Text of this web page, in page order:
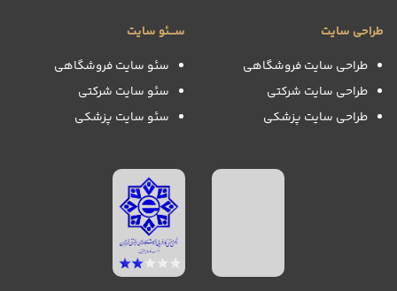
طراحی سایت
طراحی سایت فروشگاهی
طراحی سایت شرکتی
طراحی سایت پزشکی
ســـئو سایت
سئو سایت فروشگاهی
سئو سایت شرکتی
سئو سایت پزشکی